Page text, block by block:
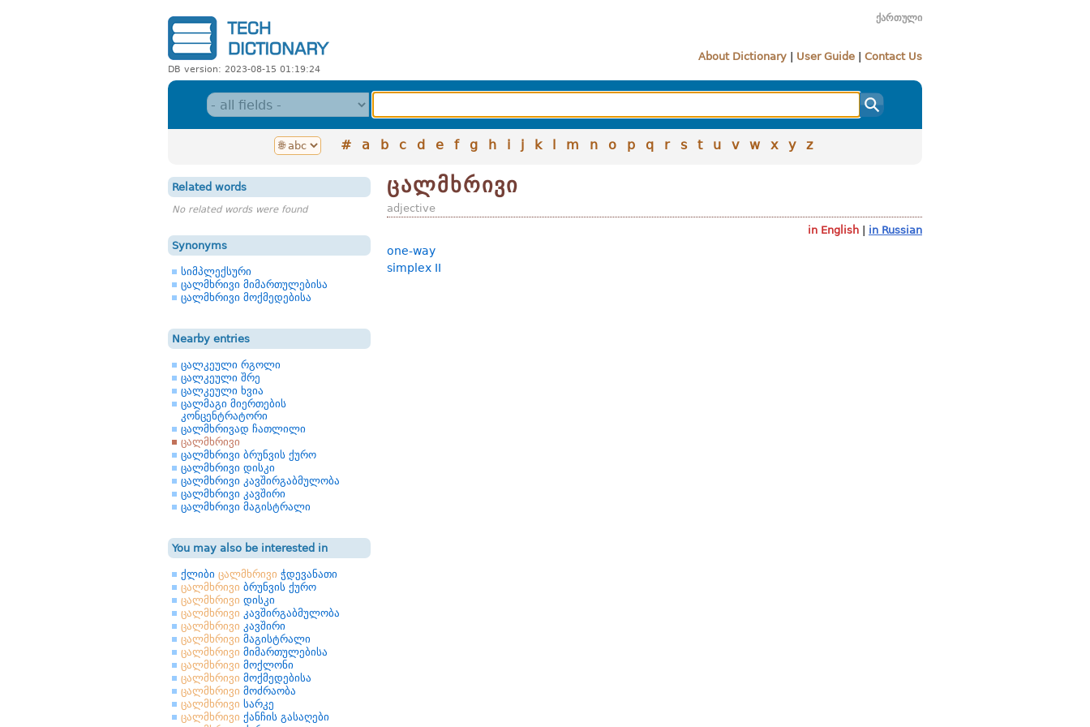
DB version: 2023-08-15 01:19:24
ქართული
About Dictionary User Guide Contact Us
# a b c d e f g h i j k l m n o p q r s t u v w x y z
Related words
No related words were found
Synonyms
სიმპლექსური
ცალმხრივი მიმართულებისა
ცალმხრივი მოქმედებისა
Nearby entries
ცალკეული რგოლი
ცალკეული შრე
ცალკეული ხვია
ცალმაგი მიერთების
კონცენტრატორი
ცალმხრივად ჩათლილი
ცალმხრივი
ცალმხრივი ბრუნვის ქურო
ცალმხრივი დისკი
ცალმხრივი კავშირგაბმულობა
ცალმხრივი კავშირი
ცალმხრივი მაგისტრალი
You may also be interested in
ქლიბი ცალმხრივი ჭდევანათი
ცალმხრივი ბრუნვის ქურო
ცალმხრივი დისკი
ცალმხრივი კავშირგაბმულობა
ცალმხრივი კავშირი
ცალმხრივი მაგისტრალი
ცალმხრივი მიმართულებისა
ცალმხრივი მოქლონი
ცალმხრივი მოქმედებისა
ცალმხრივი მოძრაობა
ცალმხრივი სარკე
ცალმხრივი ქანჩის გასაღები
ცალმხრივი
adjective
in English
in Russian
one-way
simplex II